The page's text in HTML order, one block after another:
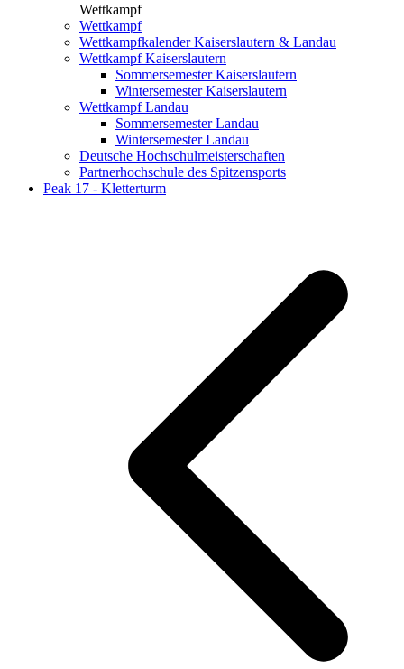
Wettkampf
Wettkampf
Wettkampfkalender Kaiserslautern & Landau
Wettkampf Kaiserslautern
Sommersemester Kaiserslautern
Wintersemester Kaiserslautern
Wettkampf Landau
Sommersemester Landau
Wintersemester Landau
Deutsche Hochschulmeisterschaften
Partnerhochschule des Spitzensports
Peak 17 - Kletterturm